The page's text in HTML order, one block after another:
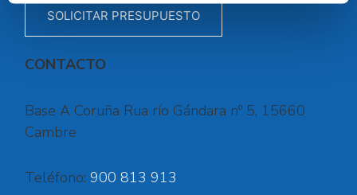
SOLICITAR PRESUPUESTO
CONTACTO
Base A Coruña Rua río Gándara nº 5, 15660
Cambre
Teléfono: 900 813 913